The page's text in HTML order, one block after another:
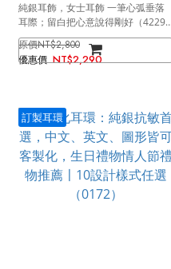
純銀耳飾，女士耳飾 一筆心弧垂落
耳際；留白把心意說得剛好（4229
銀色）
NT$2,800
NT$2,290
訂製耳環